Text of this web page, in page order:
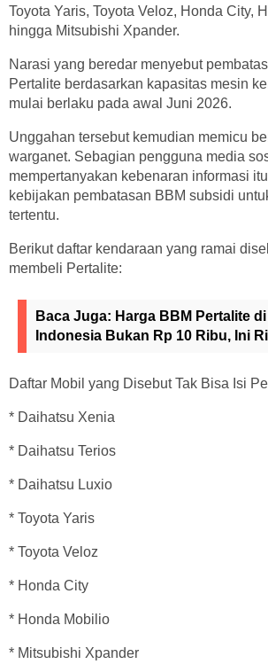
Toyota Yaris, Toyota Veloz, Honda City,
hingga Mitsubishi Xpander.
Narasi yang beredar menyebut
Pertalite berdasarkan kapasitas mesin
mulai berlaku pada awal Juni 2026.
Unggahan tersebut kemudian memicu
warganet. Sebagian pengguna media
mempertanyakan kebenaran informasi
kebijakan pembatasan BBM subsidi
tertentu.
Berikut daftar kendaraan yang ramai
membeli Pertalite:
Baca Juga: Harga BBM Pertalite
Indonesia Bukan Rp 10 Ribu, Ini
Daftar Mobil yang Disebut Tak Bisa Isi
* Daihatsu Xenia
* Daihatsu Terios
* Daihatsu Luxio
* Toyota Yaris
* Toyota Veloz
* Honda City
* Honda Mobilio
* Mitsubishi Xpander